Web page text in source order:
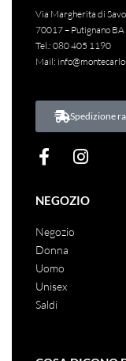
Via Margherita di
70017 – Putignano BA
Tel.: 080 405 1190
Mail:
Spedizione
NEGOZIO
Negozio
Donna
Uomo
Unisex
Saldi